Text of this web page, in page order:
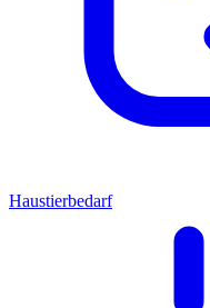
Haustierbedarf